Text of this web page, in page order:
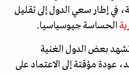
في إطار سعي الدول إلى تقليل
الحساسة جيوسياسيا.
تشهد بعض الدول الغنية
عودة مؤقتة إلى الاعتماد على